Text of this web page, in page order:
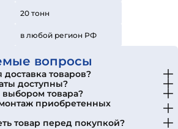
20 тонн
в любой регион РФ
вопросы
доставка товаров?
доступны?
товара?
приобретенных
товар перед покупкой?